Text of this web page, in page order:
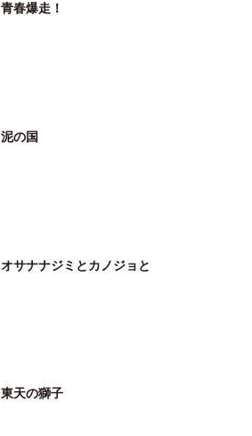
青春爆走！
泥の国
オサナナジミとカノジョと
東天の獅子